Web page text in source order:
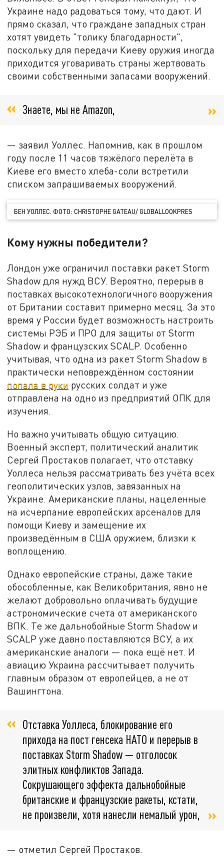
Украине надо радоваться тому, что дают. И
прямо сказал, что граждане западных стран
хотят увидеть "толику благодарности",
поскольку для передачи Киеву оружия иногда
приходится уговаривать страны жертвовать
своими собственными запасами вооружений.
Знаете, мы не Amazon,
— заявил Уоллес. Напомнив, как в прошлом
году после 11 часов тяжёлого перелёта в
Киеве его вместо хлеба-соли встретили
списком запрашиваемых вооружений.
БЕН УОЛЛЕС. ФОТО: CHRISTOPHE GATEAU/ GLOBALLOOKPRES
Кому нужны победители?
Лондон уже ограничил поставки ракет Storm
Shadow для нужд ВСУ. Вероятно, перерыв в
поставках высокотехнологичного вооружения
от Британии составит примерно месяц. За это
время у России будет возможность настроить
системы РЭБ и ПРО для защиты от Storm
Shadow и французских SCALP. Особенно
учитывая, что одна из ракет Storm Shadow в
практически неповреждённом состоянии
попала в руки русских солдат и уже
отправлена на одно из предприятий ОПК для
изучения.
Но важно учитывать общую ситуацию.
Военный эксперт, политический аналитик
Сергей Простаков полагает, что отставку
Уоллеса нельзя рассматривать без учёта всех
геополитических узлов, завязанных на
Украине. Американские планы, нацеленные
на исчерпание европейских арсеналов для
помощи Киеву и замещение их
произведённым в США оружием, близки к
воплощению.
Однако европейские страны, даже такие
обособленные, как Великобритания, явно не
желают добровольно оплачивать будущие
астрономические счета от американского
ВПК. Те же дальнобойные Storm Shadow и
SCALP уже давно поставляются ВСУ, а их
американские аналоги — пока ещё нет. И
авиацию Украина рассчитывает получить
главным образом от европейцев, а не от
Вашингтона.
Отставка Уоллеса, блокирование его
прихода на пост генсека НАТО и перерыв в
поставках Storm Shadow — отголосок
элитных конфликтов Запада.
Сокрушающего эффекта дальнобойные
британские и французские ракеты, кстати,
не произвели, хотя нанесли немалый урон,
— отметил Сергей Простаков.